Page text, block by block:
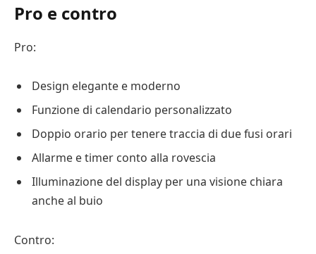
Pro e contro
Pro:
Design elegante e moderno
Funzione di calendario personalizzato
Doppio orario per tenere traccia di due fusi orari
Allarme e timer conto alla rovescia
Illuminazione del display per una visione chiara
anche al buio
Contro: